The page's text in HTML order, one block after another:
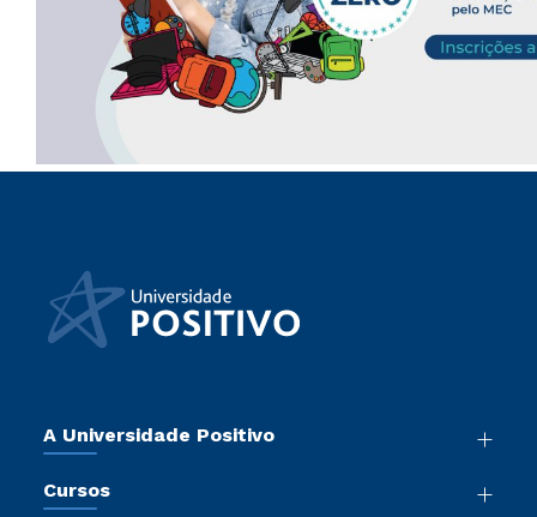
A Universidade Positivo
Sala de Imprensa
Cursos